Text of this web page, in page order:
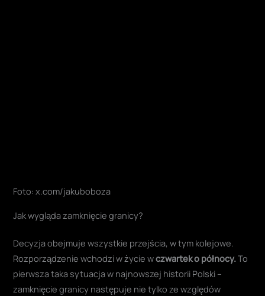
Foto: x.com/jakuboboza
Jak wygląda zamknięcie granicy?
Decyzja obejmuje wszystkie przejścia, w tym kolejowe.
Rozporządzenie wchodzi w życie wczwartek o północy.To
pierwsza taka sytuacja w najnowszej historii Polski –
zamknięcie granicy następuje nie tylko ze względów